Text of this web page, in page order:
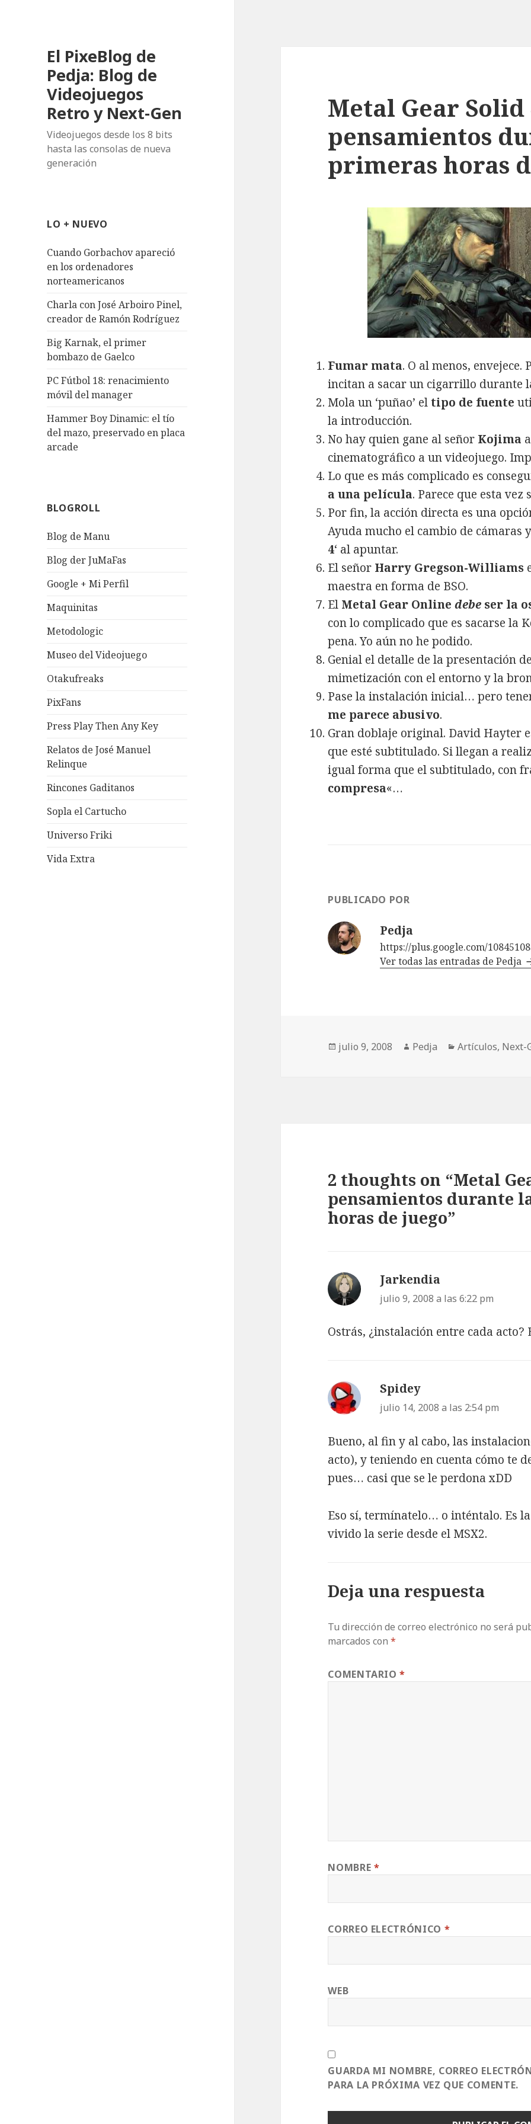
El PixeBlog de
Pedja: Blog de
Videojuegos
Retro y Next-Gen
Videojuegos desde los 8 bits
hasta las consolas de nueva
generación
LO + NUEVO
Cuando Gorbachov apareció
en los ordenadores
norteamericanos
Charla con José Arboiro Pinel,
creador de Ramón Rodríguez
Big Karnak, el primer
bombazo de Gaelco
PC Fútbol 18: renacimiento
móvil del manager
Hammer Boy Dinamic: el tío
del mazo, preservado en placa
arcade
BLOGROLL
Blog de Manu
Blog der JuMaFas
Google + Mi Perfil
Maquinitas
Metodologic
Museo del Videojuego
Otakufreaks
PixFans
Press Play Then Any Key
Relatos de José Manuel
Relinque
Rincones Gaditanos
Sopla el Cartucho
Universo Friki
Vida Extra
Metal Gear Solid
pensamientos
primeras horas
Fumar mata. O al menos, envejece.
incitan a sacar un cigarrillo durante
Mola un ‘puñao’ el tipo de fuente
la introducción.
No hay quien gane al señor Kojima
cinematográfico a un videojuego.
Lo que es más complicado es
a una película. Parece que esta vez
Por fin, la acción directa es una
Ayuda mucho el cambio de cámaras
4‘ al apuntar.
El señor Harry Gregson-Williams
maestra en forma de BSO.
El Metal Gear Onlinedebe ser la
con lo complicado que es sacarse la
pena. Yo aún no he podido.
Genial el detalle de la presentación
mimetización con el entorno y la
Pase la instalación inicial… pero
me parece abusivo.
Gran doblaje original. David Hayter
que esté subtitulado. Si llegan a
igual forma que el subtitulado, con
compresa«…
PUBLICADO POR
Pedja
https://plus.google.com/
Ver todas las entradas de Pedja
Publicado
julio 9, 2008 Autor
Pedja Categorías
Artículos, Next-
2 thoughts on “Metal
pensamientos durante
horas de juego”
Jarkendia
julio 9, 2008 a las 6:22 pm
Ostrás, ¿instalación entre cada acto?
Spidey
julio 14, 2008 a las 2:54 pm
Bueno, al fin y al cabo, las
acto), y teniendo en cuenta cómo te
pues… casi que se le perdona xDD
Eso sí, termínatelo… o inténtalo. Es
vivido la serie desde el MSX2.
Deja una respuesta
Tu dirección de correo electrónico no será
marcados con*
COMENTARIO*
NOMBRE *
CORREO ELECTRÓNICO *
WEB
GUARDA MI NOMBRE, CORREO
PARA LA PRÓXIMA VEZ QUE COMENTE.